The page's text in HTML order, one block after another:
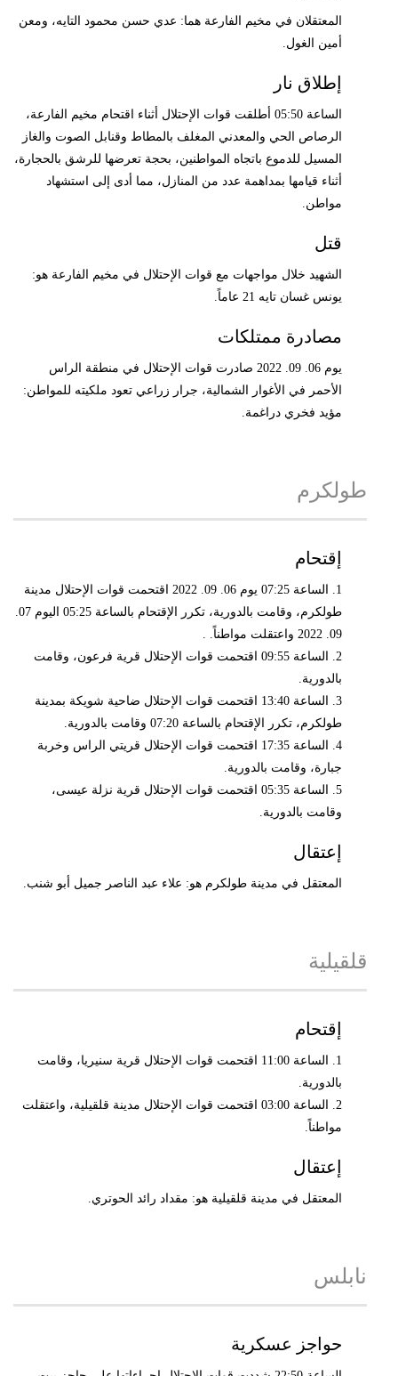
المعتقلان في مخيم الفارعة هما: عدي حسن محمود التايه، ومعن
أمين الغول.
إطلاق نار
الساعة 05:50 أطلقت قوات الإحتلال أثناء اقتحام مخيم الفارعة،
الرصاص الحي والمعدني المغلف بالمطاط وقنابل الصوت والغاز
المسيل للدموع باتجاه المواطنين، بحجة تعرضها للرشق بالحجارة،
أثناء قيامها بمداهمة عدد من المنازل، مما أدى إلى استشهاد
مواطن.
قتل
الشهيد خلال مواجهات مع قوات الإحتلال في مخيم الفارعة هو:
يونس غسان تايه 21 عاماً.
مصادرة ممتلكات
يوم 06. 09. 2022 صادرت قوات الإحتلال في منطقة الراس
الأحمر في الأغوار الشمالية، جرار زراعي تعود ملكيته للمواطن:
مؤيد فخري دراغمة.
طولكرم
إقتحام
1. الساعة 07:25 يوم 06. 09. 2022 اقتحمت قوات الإحتلال مدينة
طولكرم، وقامت بالدورية، تكرر الإقتحام بالساعة 05:25 اليوم 07.
09. 2022 واعتقلت مواطناً. .
2. الساعة 09:55 اقتحمت قوات الإحتلال قرية فرعون، وقامت
بالدورية.
3. الساعة 13:40 اقتحمت قوات الإحتلال ضاحية شويكة بمدينة
طولكرم، تكرر الإقتحام بالساعة 07:20 وقامت بالدورية.
4. الساعة 17:35 اقتحمت قوات الإحتلال قريتي الراس وخربة
جبارة، وقامت بالدورية.
5. الساعة 05:35 اقتحمت قوات الإحتلال قرية نزلة عيسى،
وقامت بالدورية.
إعتقال
المعتقل في مدينة طولكرم هو: علاء عبد الناصر جميل أبو شنب.
قلقيلية
إقتحام
1. الساعة 11:00 اقتحمت قوات الإحتلال قرية سنيريا، وقامت
بالدورية.
2. الساعة 03:00 اقتحمت قوات الإحتلال مدينة قلقيلية، واعتقلت
مواطناً.
إعتقال
المعتقل في مدينة قلقيلية هو: مقداد رائد الحوتري.
نابلس
حواجز عسكرية